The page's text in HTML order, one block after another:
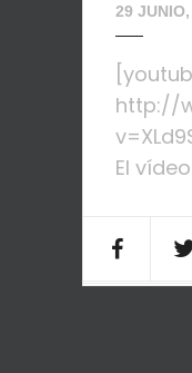
29
http://
El